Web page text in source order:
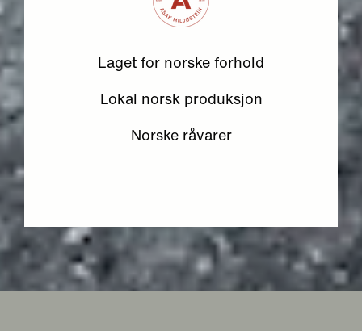
Laget for norske forhold
Lokal norsk produksjon
Norske råvarer